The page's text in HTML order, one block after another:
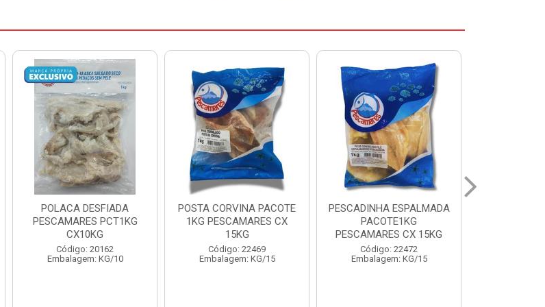
POSTA CORVINA PACOTE
1KG PESCAMARES CX
15KG
Código: 22469
Embalagem: KG/15
PESCADINHA ESPALMADA
PACOTE1KG
PESCAMARES CX 15KG
Código: 22472
Embalagem: KG/15
FILE DE PANGA PREMIUM
PACOTE 1KG CAIXA 10KG
Código: 20021
Embalagem: KG/10